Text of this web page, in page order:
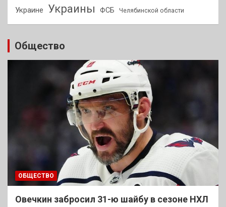
Украине Украины ФСБ Челябинской области
Общество
ОБЩЕСТВО
Овечкин забросил 31-ю шайбу в сезоне НХЛ